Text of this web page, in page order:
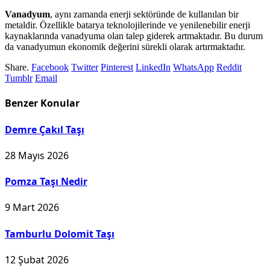
Vanadyum, aynı zamanda enerji sektöründe de kullanılan bir
metaldir. Özellikle batarya teknolojilerinde ve yenilenebilir enerji
kaynaklarında vanadyuma olan talep giderek artmaktadır. Bu durum
da vanadyumun ekonomik değerini sürekli olarak artırmaktadır.
Share. Facebook Twitter Pinterest LinkedIn WhatsApp Reddit
Tumblr Email
Benzer Konular
Demre Çakıl Taşı
28 Mayıs 2026
Pomza Taşı Nedir
9 Mart 2026
Tamburlu Dolomit Taşı
12 Şubat 2026